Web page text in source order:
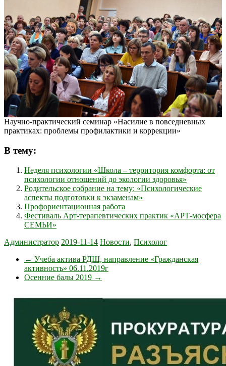
Научно-практический семинар «Насилие в повседневных
практиках: проблемы профилактики и коррекции»
В тему:
Неделя психологии «Школа – территория комфорта: от
психологии отношений до экологии здоровья»
Родительское собрание на тему: «Психологические
аспекты подготовки к экзаменам»
Профориентационная работа
Фестиваль Арт-терапевтических практик «АРТ-мосфера
СЕМЬИ»
Администратор 2019-11-14 Новости, Психолог
← Учеба актива РДШ, направление «Гражданская
активность» 06.11.2019г
Осенние балы 2019 →